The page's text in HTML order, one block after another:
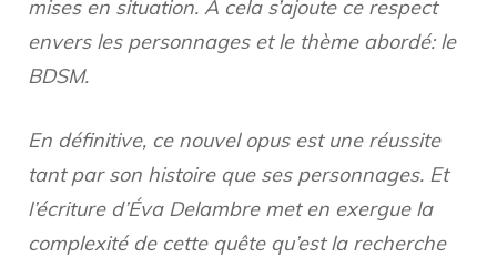
mises en situation. A cela s’ajoute ce respect
envers les personnages et le thème abordé: le
BDSM.
En définitive, ce nouvel opus est une réussite
tant par son histoire que ses personnages. Et
l’écriture d’Éva Delambre met en exergue la
complexité de cette quête qu’est la recherche